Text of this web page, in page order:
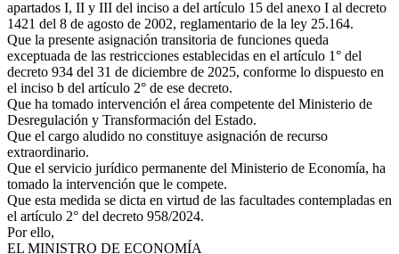
apartados I, II y III del inciso a del artículo 15 del anexo I al decreto
1421 del 8 de agosto de 2002, reglamentario de la ley 25.164.
Que la presente asignación transitoria de funciones queda
exceptuada de las restricciones establecidas en el artículo 1° del
decreto 934 del 31 de diciembre de 2025, conforme lo dispuesto en
el inciso b del artículo 2° de ese decreto.
Que ha tomado intervención el área competente del Ministerio de
Desregulación y Transformación del Estado.
Que el cargo aludido no constituye asignación de recurso
extraordinario.
Que el servicio jurídico permanente del Ministerio de Economía, ha
tomado la intervención que le compete.
Que esta medida se dicta en virtud de las facultades contempladas en
el artículo 2° del decreto 958/2024.
Por ello,
EL MINISTRO DE ECONOMÍA